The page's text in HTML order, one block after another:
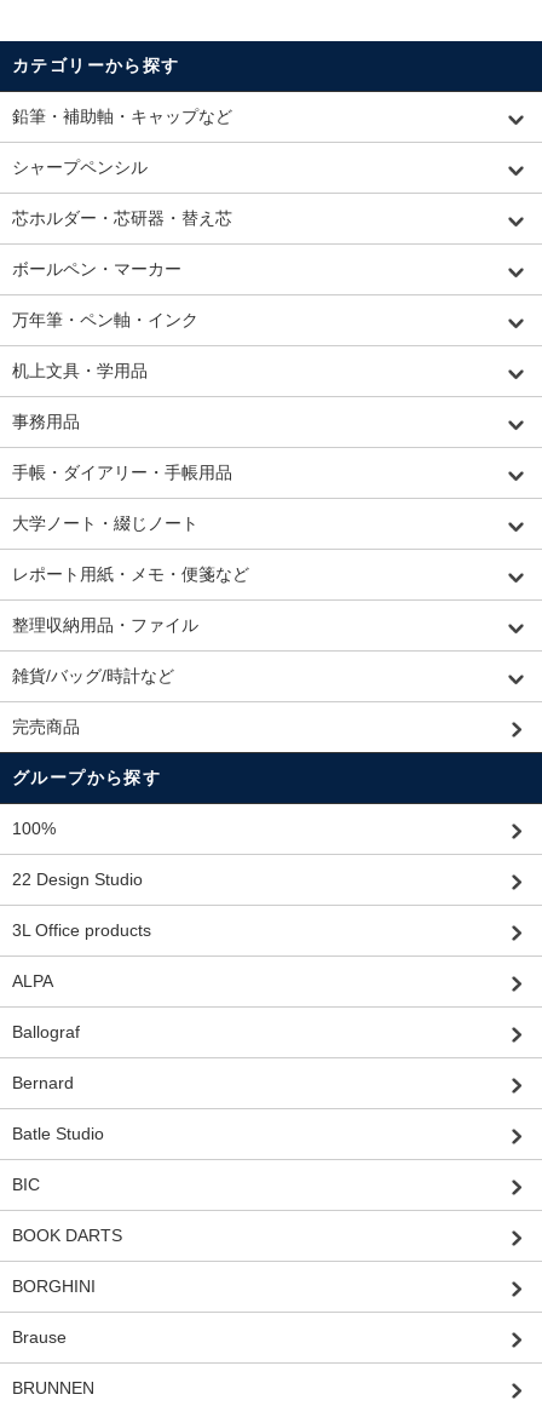
カテゴリーから探す
鉛筆・補助軸・キャップなど
シャープペンシル
芯ホルダー・芯研器・替え芯
ボールペン・マーカー
万年筆・ペン軸・インク
机上文具・学用品
事務用品
手帳・ダイアリー・手帳用品
大学ノート・綴じノート
レポート用紙・メモ・便箋など
整理収納用品・ファイル
雑貨/バッグ/時計など
完売商品
グループから探す
100%
22 Design Studio
3L Office products
ALPA
Ballograf
Bernard
Batle Studio
BIC
BOOK DARTS
BORGHINI
Brause
BRUNNEN